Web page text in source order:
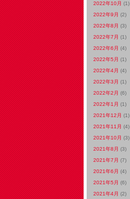
2022年10月 (1)
2022年9月 (2)
2022年8月 (3)
2022年7月 (1)
2022年6月 (4)
2022年5月 (1)
2022年4月 (4)
2022年3月 (1)
2022年2月 (6)
2022年1月 (1)
2021年12月 (1)
2021年11月 (4)
2021年10月 (3)
2021年8月 (3)
2021年7月 (7)
2021年6月 (4)
2021年5月 (6)
2021年4月 (2)